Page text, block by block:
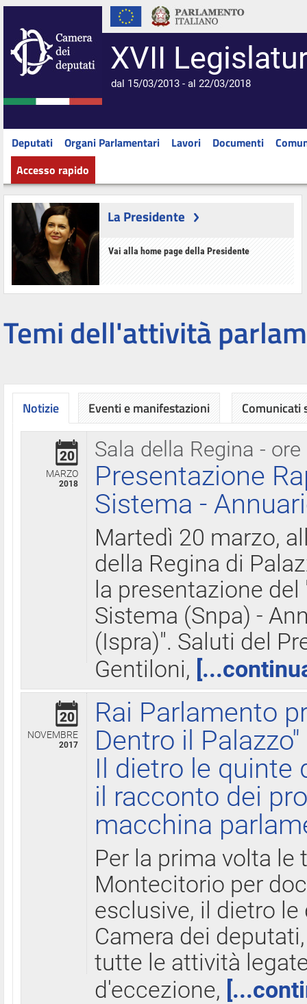
XVII
dal 15/03/2013 - al 22/03/2018
Deputati Organi Parlamentari Lavori Documenti
Accesso rapido
La Presidente
Vai alla home page della Presidente
Temi dell'attività
Notizie
Sala della Regina - ore
20
MARZO
2018
Presentazione
Sistema -
Martedì 20 marzo,
della Regina di
la presentazione
Sistema (Snpa) -
(Ispra)". Saluti del
Gentiloni,
20
NOVEMBRE
2017
Rai Parlamento
Dentro il Palazzo"
Il dietro le quinte
il racconto dei
macchina
Per la prima volta le
Montecitorio per
esclusive, il dietro
Camera dei
tutte le attività
d'eccezione,
Eventi e manifestazioni Comunicati